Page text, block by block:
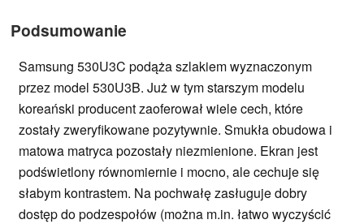
Podsumowanie
Samsung 530U3C podąża szlakiem wyznaczonym
przez model 530U3B. Już w tym starszym modelu
koreański producent zaoferował wiele cech, które
zostały zweryfikowane pozytywnie. Smukła obudowa i
matowa matryca pozostały niezmienione. Ekran jest
podświetlony równomiernie i mocno, ale cechuje się
słabym kontrastem. Na pochwałę zasługuje dobry
dostęp do podzespołów (można m.in. łatwo wyczyścić